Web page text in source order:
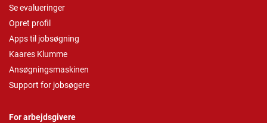
Se evalueringer
Opret profil
Apps til jobsøgning
Kaares Klumme
Ansøgningsmaskinen
Support for jobsøgere
For arbejdsgivere